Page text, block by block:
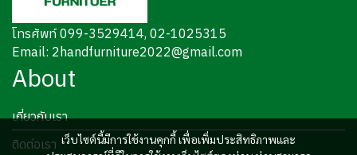
เว็บไซต์นี้มีการใช้งานคุกกี้ เพื่อเพิ่มประสิทธิภาพและ
โทรศัพท์ 099-3529414, 02-1025315
Email: 2handfurniture2022@gmail.com
About
เกี่ยวกับเรา
ติดต่อเรา